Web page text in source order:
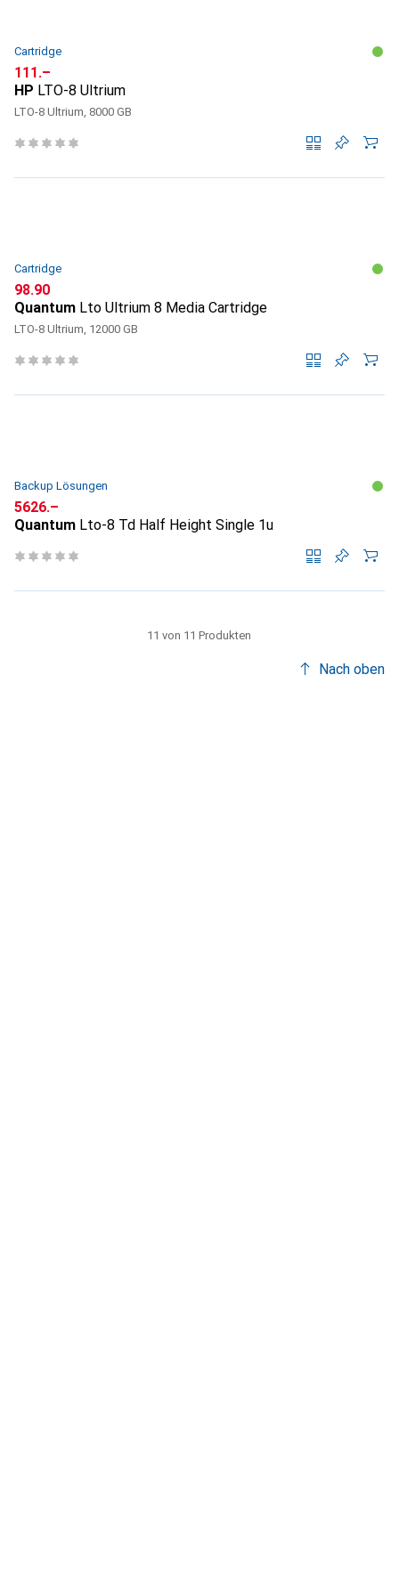
Cartridge
CHF
111.–
HP LTO-8 Ultrium
LTO-8 Ultrium, 8000 GB
Cartridge
CHF
98.90
Quantum Lto Ultrium 8 Media Cartridge
LTO-8 Ultrium, 12000 GB
Backup Lösungen
CHF
5626.–
Quantum Lto-8 Td Half Height Single 1u
11 von 11 Produkten
Nach oben